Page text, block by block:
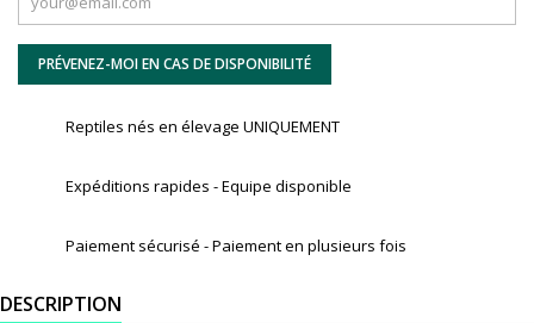
PRÉVENEZ-MOI EN CAS DE DISPONIBILITÉ
Reptiles nés en élevage UNIQUEMENT
Expéditions rapides - Equipe disponible
Paiement sécurisé - Paiement en plusieurs fois
DESCRIPTION